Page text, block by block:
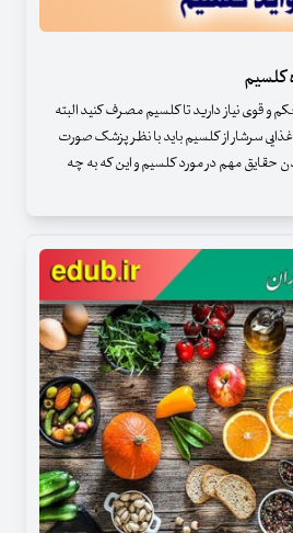
و قوی نیاز دارید تا کلسیم مصرف کنید البته
سرشار از کلسیم باید با نظر پزشک صورت
حقایق مهم در مورد کلسیم و این که به چه